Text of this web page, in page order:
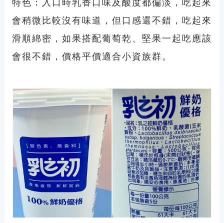
會稍微比較沒有味道，但口感還不錯，吃起來
滑順綿密，如果搭配葡萄乾、堅果一起吃應該
會很不錯，價格平價適合小資族群。